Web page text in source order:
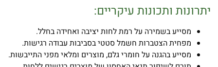
יתרונות ותכונות עיקריים:
מסייע בשמירה על רמת לחות יציבה ואחידה בחלל.
מפחית הצטברות חשמל סטטי בסביבות עבודה רגישות.
מסייע בהגנה על חומרי גלם, מוצרים ומלאי מפני התייבשות.